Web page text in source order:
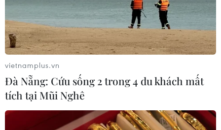
vietnamplus.vn
Đà Nẵng: Cứu sống 2 trong 4 du khách mất
tích tại Mũi Nghê